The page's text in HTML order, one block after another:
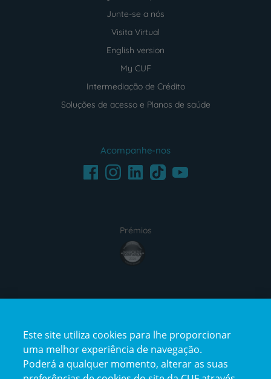
Junte-se a nós
Visita Virtual
English version
My CUF
Intermediação de Crédito
Soluções de acesso e Planos de saúde
Acompanhe-nos
FacebookInstagramLinkedInTikTokYoutube
Prémios
award4
certification2certification3
Este site utiliza cookies para lhe proporcionar
uma melhor experiência de navegação.
Poderá a qualquer momento, alterar as suas